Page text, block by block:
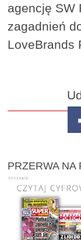
agencję SW
zagadnień
LoveBrands
PRZERWA NA